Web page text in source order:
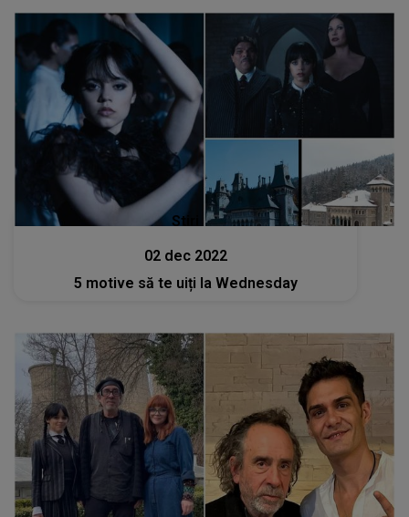
Stiri
02 dec 2022
5 motive să te uiți la Wednesday